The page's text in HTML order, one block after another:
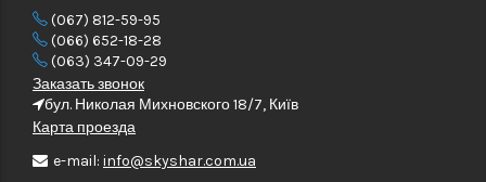
(067) 812-59-95
(066) 652-18-28
(063) 347-09-29
Заказать звонок
бул. Николая Михновского 18/7, Київ
Карта проезда
e-mail: info@skyshar.com.ua